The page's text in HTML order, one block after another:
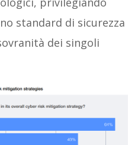
standard di sicurezza
dei singoli